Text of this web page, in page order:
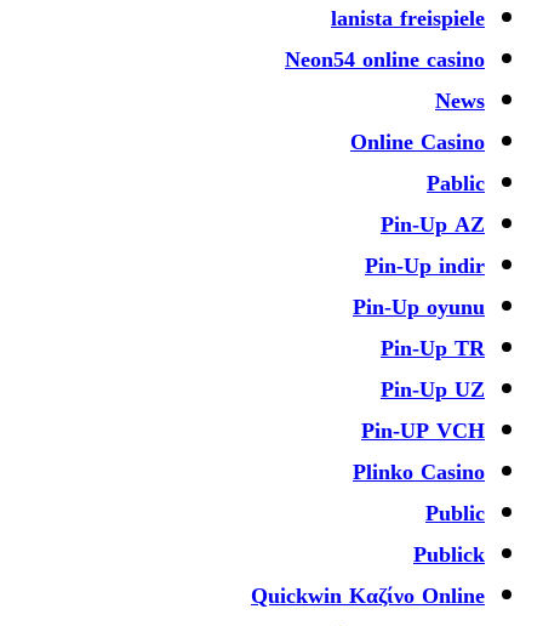
lanista freispiele
Neon54 online casino
News
Online Casino
Pablic
Pin-Up AZ
Pin-Up indir
Pin-Up oyunu
Pin-Up TR
Pin-Up UZ
Pin-UP VCH
Plinko Casino
Public
Publick
Quickwin Καζίνο Online